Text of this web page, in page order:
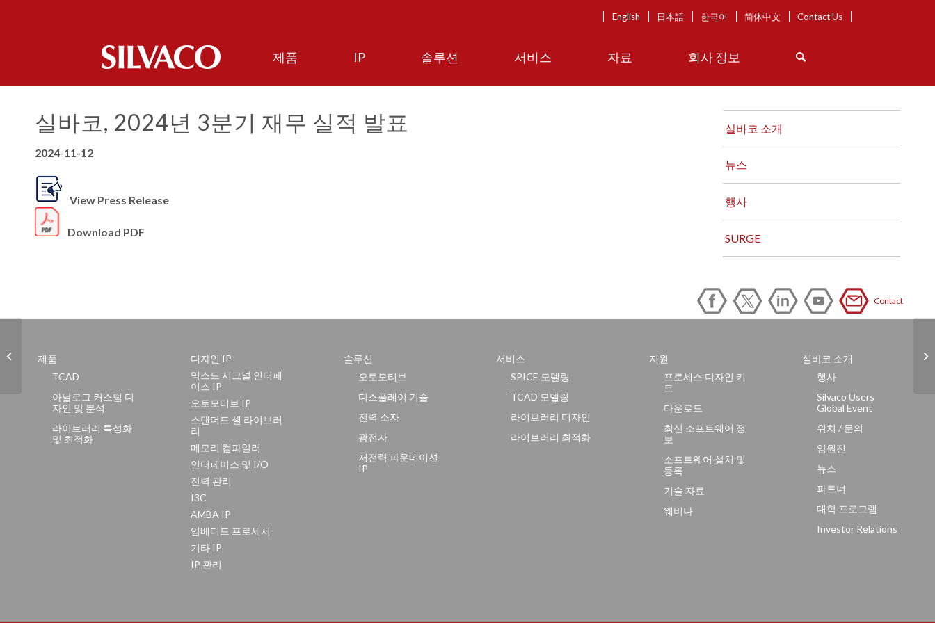
제품 IP 솔루션 서비스 자료 회사 정보
English 日本語 한국어 简体中文 Contact Us
실바코, 2024년 3분기 재무 실적 발표
2024-11-12
View Press Release
Download PDF
실바코 소개
뉴스
행사
SURGE
Contact
제품
TCAD
아날로그 커스텀 디
자인 및 분석
라이브러리 특성화
및 최적화
디자인 IP
믹스드 시그널 인터페
이스 IP
오토모티브 IP
스탠더드 셀 라이브러
리
메모리 컴파일러
인터페이스 및 I/O
전력 관리
I3C
AMBA IP
임베디드 프로세서
기타 IP
IP 관리
솔루션
오토모티브
디스플레이 기술
전력 소자
광전자
저전력 파운데이션
IP
서비스
SPICE 모델링
TCAD 모델링
라이브러리 디자인
라이브러리 최적화
지원
프로세스 디자인 키
트
다운로드
최신 소프트웨어 정
보
소프트웨어 설치 및
등록
기술 자료
웨비나
실바코 소개
행사
Silvaco Users
Global Event
위치 / 문의
임원진
뉴스
파트너
대학 프로그램
Investor Relations
ISO 9001 인증 획득